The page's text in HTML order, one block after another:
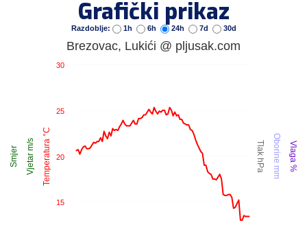
Grafički prikaz
Razdoblje: 1h 6h 24h 7d 30d
Temperatura °C
Vjetar m/s Tlak hPa Oborine mm Vlaga %
Smjer
Brezovac, Lukići @ pljusak.com
15
20
25
30